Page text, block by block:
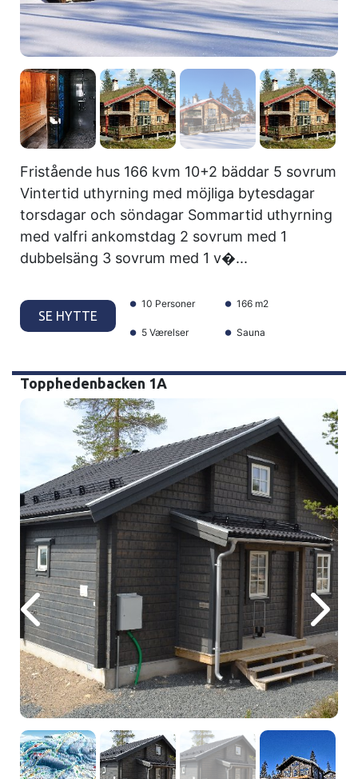
Fristående hus 166 kvm 10+2 bäddar 5 sovrum
Vintertid uthyrning med möjliga bytesdagar
torsdagar och söndagar Sommartid uthyrning
med valfri ankomstdag 2 sovrum med 1
dubbelsäng 3 sovrum med 1 v�...
SE HYTTE
10 Personer 166 m2
5 Værelser Sauna
Topphedenbacken 1A